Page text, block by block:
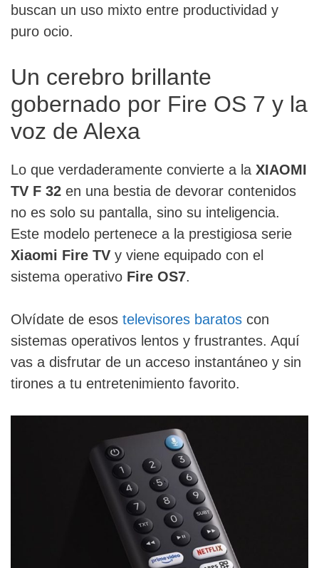
buscan un uso mixto entre productividad y
puro ocio.
Un cerebro brillante
gobernado por Fire OS 7 y la
voz de Alexa
Lo que verdaderamente convierte a la XIAOMI
TV F 32 en una bestia de devorar contenidos
no es solo su pantalla, sino su inteligencia.
Este modelo pertenece a la prestigiosa serie
Xiaomi Fire TV y viene equipado con el
sistema operativo Fire OS7.
Olvídate de esos televisores baratos con
sistemas operativos lentos y frustrantes. Aquí
vas a disfrutar de un acceso instantáneo y sin
tirones a tu entretenimiento favorito.